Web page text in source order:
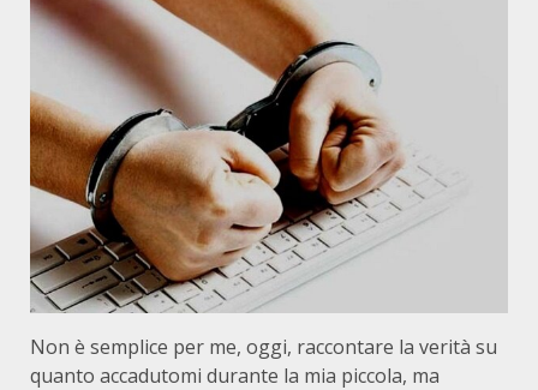
Non è semplice per me, oggi, raccontare la verità su
quanto accadutomi durante la mia piccola, ma